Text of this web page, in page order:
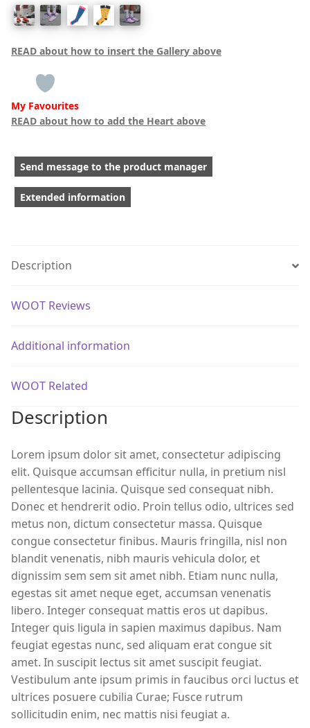
READ about how to insert the Gallery above
My Favourites
READ about how to add the Heart above
Send message to the product manager
Extended information
Description
WOOT Reviews
Additional information
WOOT Related
Description
Lorem ipsum dolor sit amet, consectetur adipiscing
elit. Quisque accumsan efficitur nulla, in pretium nisl
pellentesque lacinia. Quisque sed consequat nibh.
Donec et hendrerit odio. Proin tellus odio, ultrices sed
metus non, dictum consectetur massa. Quisque
congue consectetur finibus. Mauris fringilla, nisl non
blandit venenatis, nibh mauris vehicula dolor, et
dignissim sem sem sit amet nibh. Etiam nunc nulla,
egestas sit amet neque eget, accumsan venenatis
libero. Integer consequat mattis eros ut dapibus.
Integer quis ligula in sapien maximus dapibus. Nam
feugiat egestas nunc, sed aliquam erat congue sit
amet. In suscipit lectus sit amet suscipit feugiat.
Vestibulum ante ipsum primis in faucibus orci luctus et
ultrices posuere cubilia Curae; Fusce rutrum
sollicitudin enim, nec mattis nisi feugiat a.